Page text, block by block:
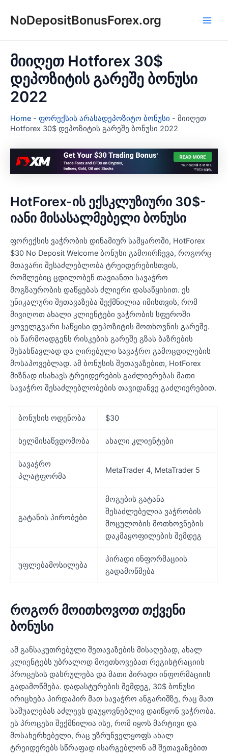
NoDepositBonusForex.org
მიიღეთ Hotforex 30$
დეპოზიტის გარეშე ბონუსი
2022
Home - ფორექსის არასადეპოზიტო ბონუსი - მიიღეთ
Hotforex 30$ დეპოზიტის გარეშე ბონუსი 2022
HotForex-ის ექსკლუზიური 30$-
იანი მისასალმებელი ბონუსი
ფორექსის ვაჭრობის დინამიურ სამყაროში, HotForex
$30 No Deposit Welcome ბონუსი გამოირჩევა, როგორც
მთავარი შესაძლებლობა ტრეიდერებისთვის,
რომლებიც ცდილობენ თავიანთი სავაჭრო
მოგზაურობის დაწყებას ძლიერი დასაწყისით. ეს
უნიკალური შეთავაზება შექმნილია იმისთვის, რომ
მივიღოთ ახალი კლიენტები ვაჭრობის სფეროში
ყოველგვარი საწყისი დეპოზიტის მოთხოვნის გარეშე.
ის წარმოადგენს რისკების გარეშე გზას ბაზრების
შესასწავლად და ღირებული სავაჭრო გამოცდილების
მოსაპოვებლად. ამ ბონუსის შეთავაზებით, HotForex
მიზნად ისახავს ტრეიდერების გაძლიერებას მათი
სავაჭრო შესაძლებლობების თავიდანვე გაძლიერებით.
ბონუსის ოდენობა $30
ხელმისაწვდომობა ახალი კლიენტები
სავაჭრო
პლატფორმა
MetaTrader 4, MetaTrader 5
გატანის პირობები
მოგების გატანა
შესაძლებელია ვაჭრობის
მოცულობის მოთხოვნების
დაკმაყოფილების შემდეგ
უფლებამოსილება
პირადი ინფორმაციის
გადამოწმება
როგორ მოითხოვოთ თქვენი
ბონუსი
ამ განსაკუთრებული შეთავაზების მისაღებად, ახალ
კლიენტებს უბრალოდ მოეთხოვებათ რეგისტრაციის
პროცესის დასრულება და მათი პირადი ინფორმაციის
გადამოწმება. დადასტურების შემდეგ, 30$ ბონუსი
ირიცხება პირდაპირ მათ სავაჭრო ანგარიშზე, რაც მათ
საშუალებას აძლევს დაუყოვნებლივ დაიწყონ ვაჭრობა.
ეს პროცესი შექმნილია ისე, რომ იყოს მარტივი და
მოსახერხებელი, რაც უზრუნველყოფს ახალ
ტრეიდერებს სწრაფად ისარგებლონ ამ შეთავაზებით